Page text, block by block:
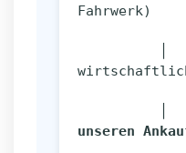
Fahrwerk)
unseren